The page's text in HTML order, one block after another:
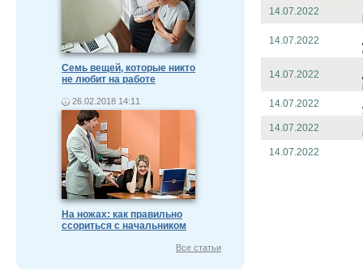
Семь вещей, которые никто
не любит на работе
26.02.2018 14:11
На ножах: как правильно
ссориться с начальником
Все статьи
14.07.2022
14.07.2022
14.07.2022
14.07.2022
14.07.2022
14.07.2022